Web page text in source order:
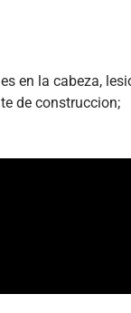
en la cabeza,
de construccion;